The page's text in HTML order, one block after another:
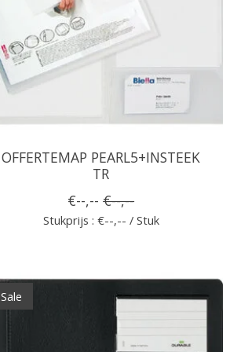
OFFERTEMAP PEARL5+INSTEEK
TR
€--,-- €--,--
Stukprijs : €--,-- / Stuk
Sale